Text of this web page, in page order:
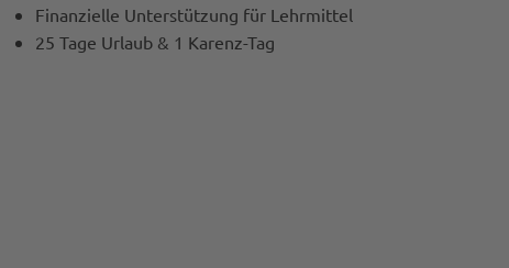
Finanzielle Unterstützung für Lehrmittel
25 Tage Urlaub & 1 Karenz-Tag